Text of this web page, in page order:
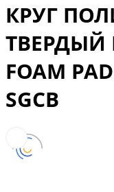
КРУГ
ТВЕРДЫЙ
FOAM
SGCB